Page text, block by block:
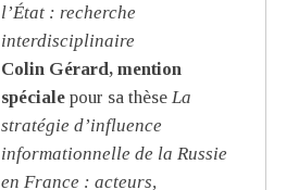
l’État : recherche
interdisciplinaire
Colin Gérard, mention
spécialepour sa thèse La
stratégie d’influence
informationnelle de la Russie
en France : acteurs,